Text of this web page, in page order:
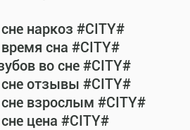
наркоз #CITY#
сна #CITY#
во сне #CITY#
сне отзывы #CITY#
взрослым #CITY#
цена #CITY#